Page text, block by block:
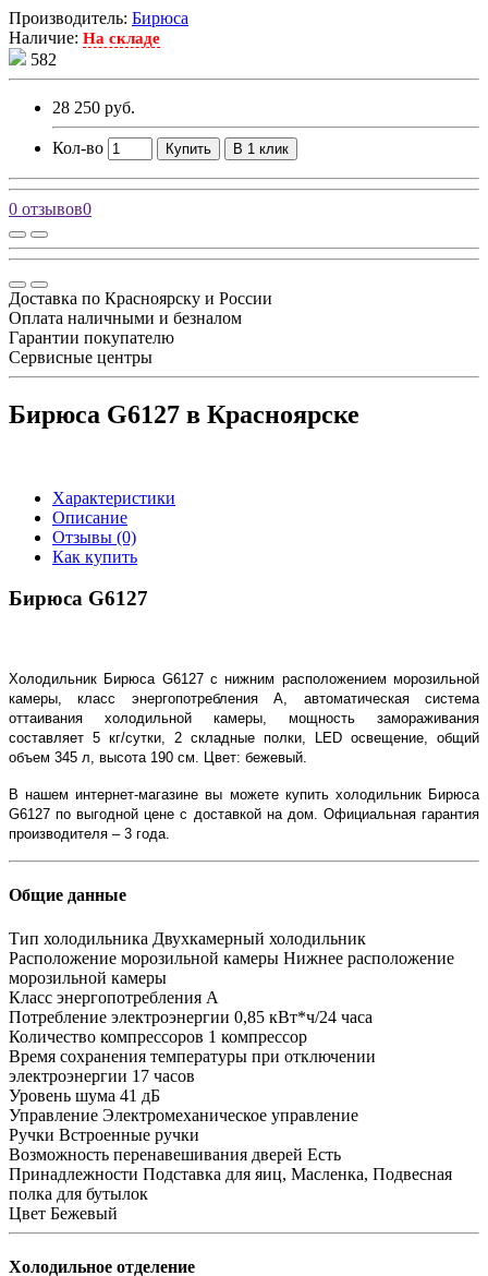
Производитель: Бирюса
Наличие: На складе
582
28 250 руб.
Кол-во Купить В 1 клик
0 отзывов0
Доставка по Красноярску и России
Оплата наличными и безналом
Гарантии покупателю
Сервисные центры
Бирюса G6127 в Красноярске
Характеристики
Описание
Отзывы (0)
Как купить
Бирюса G6127
Холодильник Бирюса G6127 с нижним расположением морозильной
камеры, класс энергопотребления A, автоматическая система
оттаивания холодильной камеры, мощность замораживания
составляет 5 кг/сутки, 2 складные полки,
LED освещение, общий
объем 345 л, высота 190 см. Цвет: бежевый.
В нашем интернет-магазине вы можете купить холодильник Бирюса
G6127 по выгодной цене с доставкой на дом. Официальная гарантия
производителя – 3 года.
Общие данные
Тип холодильника Двухкамерный холодильник
Расположение морозильной камеры Нижнее расположение
морозильной камеры
Класс энергопотребления A
Потребление электроэнергии 0,85 кВт*ч/24 часа
Количество компрессоров 1 компрессор
Время сохранения температуры при отключении
электроэнергии 17 часов
Уровень шума 41 дБ
Управление Электромеханическое управление
Ручки Встроенные ручки
Возможность перенавешивания дверей Есть
Принадлежности Подставка для яиц, Масленка, Подвесная
полка для бутылок
Цвет Бежевый
Холодильное отделение